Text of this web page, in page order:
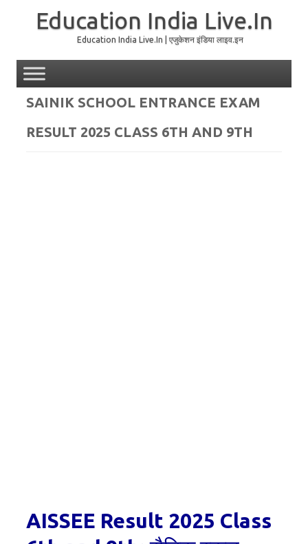
Education India Live.In
Education India Live.In | एजुकेशन इंडिया लाइव.इन
SAINIK SCHOOL ENTRANCE EXAM
RESULT 2025 CLASS 6TH AND 9TH
AISSEE Result 2025 Class